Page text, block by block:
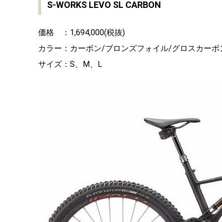
S-WORKS LEVO SL CARBON
価格 ：1,694,000(税抜)
カラー：カーボン/ブロンズフォイル/グロスカーボ
サイズ：S、M、L